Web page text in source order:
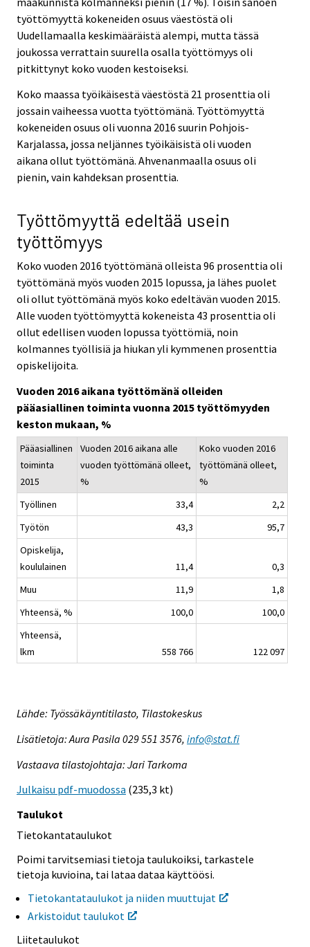
työttömyyttä kokeneiden osuus väestöstä oli
Uudellamaalla keskimääräistä alempi, mutta tässä
joukossa verrattain suurella osalla työttömyys oli
pitkittynyt koko vuoden kestoiseksi.
Koko maassa työikäisestä väestöstä 21 prosenttia oli
jossain vaiheessa vuotta työttömänä. Työttömyyttä
kokeneiden osuus oli vuonna 2016 suurin Pohjois-
Karjalassa, jossa neljännes työikäisistä oli vuoden
aikana ollut työttömänä. Ahvenanmaalla osuus oli
pienin, vain kahdeksan prosenttia.
Työttömyyttä edeltää usein
työttömyys
Koko vuoden 2016 työttömänä olleista 96 prosenttia oli
työttömänä myös vuoden 2015 lopussa, ja lähes puolet
oli ollut työttömänä myös koko edeltävän vuoden 2015.
Alle vuoden työttömyyttä kokeneista 43 prosenttia oli
ollut edellisen vuoden lopussa työttömiä, noin
kolmannes työllisiä ja hiukan yli kymmenen prosenttia
opiskelijoita.
Vuoden 2016 aikana työttömänä olleiden
pääasiallinen toiminta vuonna 2015 työttömyyden
keston mukaan, %
Pääasiallinen
toiminta
2015
Vuoden 2016 aikana alle
vuoden työttömänä olleet,
%
Koko vuoden 2016
työttömänä olleet,
%
Työllinen
33,4
2,2
Työtön
43,3
95,7
Opiskelija,
koululainen
11,4
0,3
Muu
11,9
1,8
Yhteensä, %
100,0
100,0
Yhteensä,
lkm
558 766 122 097
Lähde: Työssäkäyntitilasto, Tilastokeskus
Lisätietoja: Aura Pasila 029 551 3576, info@stat.fi
Vastaava tilastojohtaja: Jari Tarkoma
Julkaisu pdf-muodossa (235,3 kt)
Taulukot
Tietokantataulukot
Poimi tarvitsemiasi tietoja taulukoiksi, tarkastele
tietoja kuvioina, tai lataa dataa käyttöösi.
Tietokantataulukot ja niiden muuttujat
Arkistoidut taulukot
Liitetaulukot